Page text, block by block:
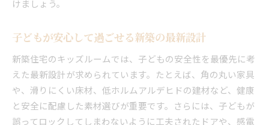
けましょう。
子どもが安心して過ごせる新築の最新設計
新築住宅のキッズルームでは、子どもの安全性を最優先に考
えた最新設計が求められています。たとえば、角の丸い家具
や、滑りにくい床材、低ホルムアルデヒドの建材など、健康
と安全に配慮した素材選びが重要です。さらには、子どもが
誤ってロックしてしまわないように工夫されたドアや、感電